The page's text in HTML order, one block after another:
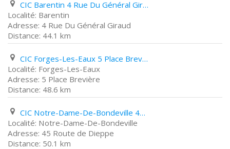
CIC Barentin 4 Rue Du Général Giraud
Barentin
4 Rue Du Général Giraud
44.1 km
CIC Forges-Les-Eaux 5 Place Brevière
Forges-Les-Eaux
5 Place Brevière
48.6 km
CIC Notre-Dame-De-Bondeville 45 Route de Dieppe
Notre-Dame-De-Bondeville
45 Route de Dieppe
50.1 km